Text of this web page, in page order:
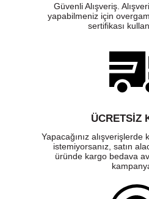
Güvenli Alışveriş.
yapabilmeniz için
sertifikası
ÜCRETSIZ
Yapacağınız
istemiyorsanız, satın
üründe kargo bedava